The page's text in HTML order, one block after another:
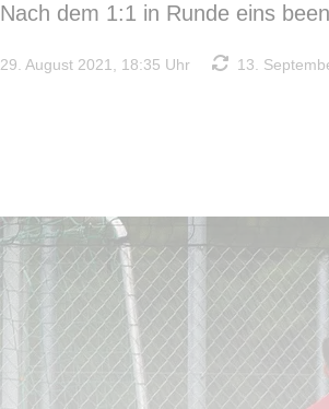
Nach dem 1:1 in Runde eins
29. August 2021, 18:35 Uhr 13.